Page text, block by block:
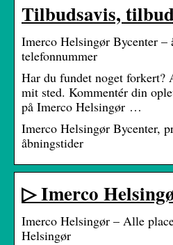
Tilbudsavis,
Imerco Helsingør Bycenter –
telefonnummer
Har du fundet noget forkert?
mit sted. Kommentér din
på Imerco Helsingør …
Imerco Helsingør Bycenter,
åbningstider
▷ Imerco
Imerco Helsingør – Alle
Helsingør